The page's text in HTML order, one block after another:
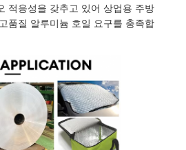
일
이트
적응성을 갖추고 있어 상업용 주방
품질 알루미늄 호일 요구를 충족합